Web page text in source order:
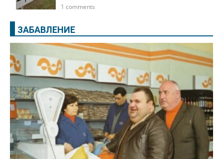
1 comments
ЗАБАВЛЕНИЕ